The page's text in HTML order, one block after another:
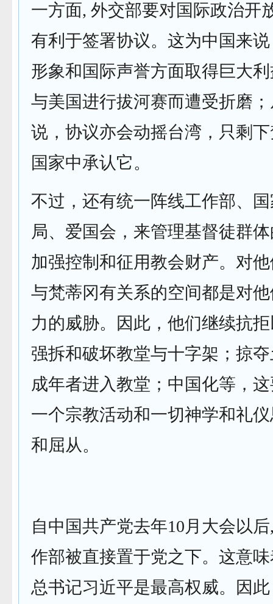
一方面, 外交部要对国际政治开
有利于签署协议。这为中国来
形象和国际声誉方面取得巨大
与美国进行拔河赛而遭受折磨
说，协议亦会动摇台湾，只剩
国家中承认它。
不过，还有统一阵线工作部、
局、爱国会，来管理基督徒群
加强控制和征用教会财产。对
与梵蒂冈有关系的空间都是对
力的威胁。因此，他们继续抗
强拆和破坏教堂与十字架；掠
成年者进入教堂；中国化等，
一个宗教活动和一切神学和礼
和屈从。
自中国共产党去年10月大会以
作部被直接置于党之下。这意
总书记习近平是最高权威。因